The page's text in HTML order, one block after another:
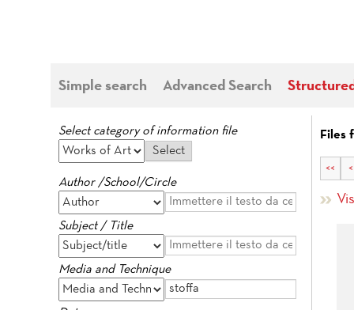
Simple search Advanced Search
Select category of information file
Author /School/Circle
Subject / Title
Media and Technique
Files
<< <